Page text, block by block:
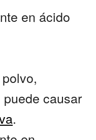
en ácido
causar
.